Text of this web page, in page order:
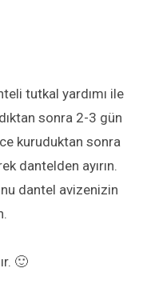
tutkal yardımı ile
sonra 2-3 gün
kuruduktan sonra
dantelden ayırın.
dantel avizenizin
🙂